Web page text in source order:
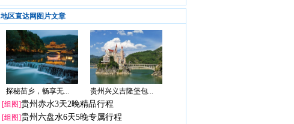
地区直达网图片文章
探秘苗乡，畅享无...
贵州兴义吉隆堡包...
[组图]贵州赤水3天2晚精品行程
[组图]贵州六盘水6天5晚专属行程